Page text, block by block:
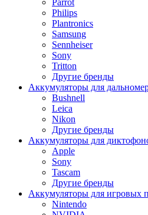
Philips
Plantronics
Samsung
Sennheiser
Sony
Tritton
Другие бренды
Аккумуляторы для
Bushnell
Leica
Nikon
Другие бренды
Аккумуляторы для
Apple
Sony
Tascam
Другие бренды
Аккумуляторы для игровых
Nintendo